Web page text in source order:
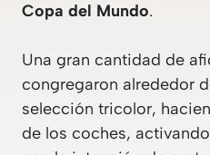
Copa del Mundo.
Una gran cantidad de
congregaron alrededor
selección tricolor,
de los coches,